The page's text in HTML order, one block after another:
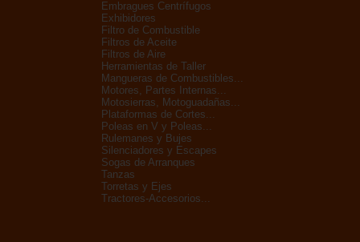
Embragues Centrífugos
Exhibidores
Filtro de Combustible
Filtros de Aceite
Filtros de Aire
Herramientas de Taller
Mangueras de Combustibles...
Motores, Partes Internas...
Motosierras, Motoguadañas...
Plataformas de Cortes...
Poleas en V y Poleas...
Rulemanes y Bujes
Silenciadores y Escapes
Sogas de Arranques
Tanzas
Torretas y Ejes
Tractores-Accesorios...